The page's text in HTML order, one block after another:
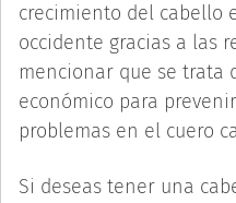
crecimiento del cabello
occidente gracias a las
mencionar que se trata
económico para
problemas en el cuero
Si deseas tener una